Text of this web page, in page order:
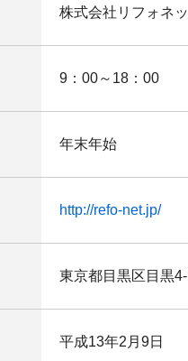
株式会社リフォネ
9：00～18：00
年末年始
http://refo-net.jp/
東京都目黒区目黒
平成13年2月9日